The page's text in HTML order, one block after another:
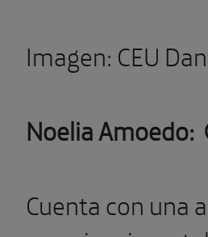
Imagen: CEU
Noelia Amoedo:
Cuenta con una